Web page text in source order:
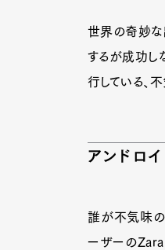
世界の奇妙な
するが成功し
行している、
アンドロ
誰が不気味の
ーザーのZara